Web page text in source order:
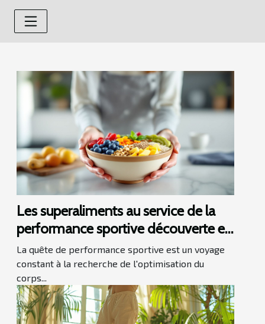
Les superaliments au service de la
performance sportive découverte et
utilisation
La quête de performance sportive est un voyage
constant à la recherche de l'optimisation du
corps...